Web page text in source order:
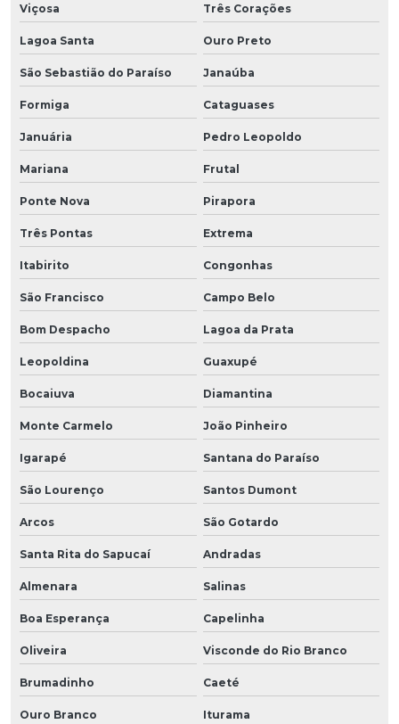
Viçosa Três Corações
Lagoa Santa Ouro Preto
São Sebastião do Paraíso Janaúba
Formiga Cataguases
Januária Pedro Leopoldo
Mariana Frutal
Ponte Nova Pirapora
Três Pontas Extrema
Itabirito Congonhas
São Francisco Campo Belo
Bom Despacho Lagoa da Prata
Leopoldina Guaxupé
Bocaiuva Diamantina
Monte Carmelo João Pinheiro
Igarapé Santana do Paraíso
São Lourenço Santos Dumont
Arcos São Gotardo
Santa Rita do Sapucaí Andradas
Almenara Salinas
Boa Esperança Capelinha
Oliveira Visconde do Rio Branco
Brumadinho Caeté
Ouro Branco Iturama